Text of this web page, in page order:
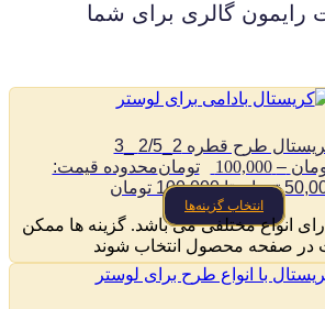
رایمون گالری برای شما
طرح قطره 2_2/5 _3
–
100,000 تومانمحدوده قیمت:
تومان
انتخاب گزینه‌ها
انواع مختلفی می باشد. گزینه ها ممکن
صفحه محصول انتخاب شوند